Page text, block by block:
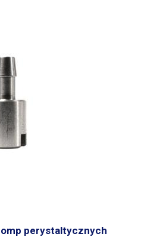
perystaltycznych